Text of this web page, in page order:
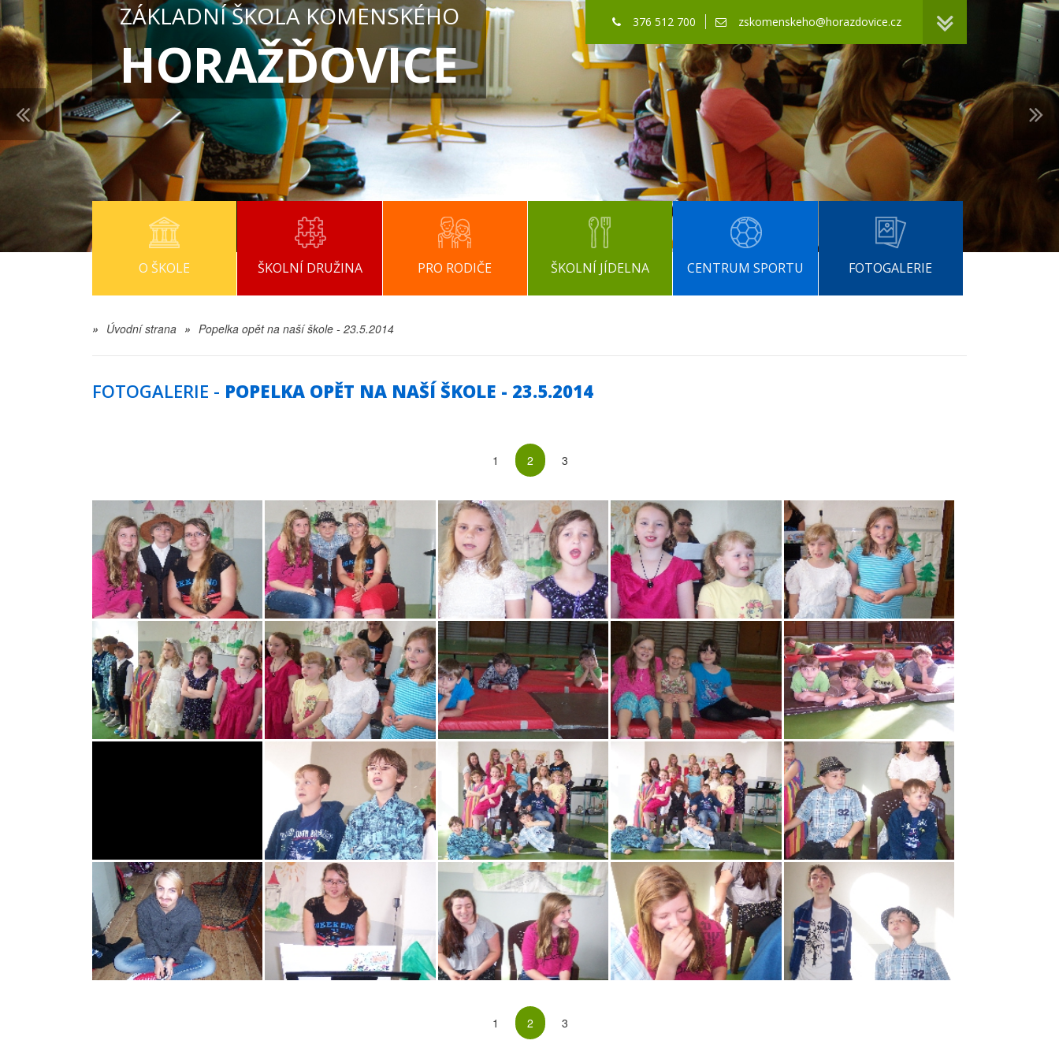
ZÁKLADNÍ ŠKOLA KOMENSKÉHO
HORAŽĎOVICE
376 512 700 zskomenskeho@horazdovice.cz
O ŠKOLE ŠKOLNÍ DRUŽINA PRO RODIČE ŠKOLNÍ JÍDELNA CENTRUM SPORTU FOTOGALERIE
» Úvodní strana » Popelka opět na naší škole - 23.5.2014
FOTOGALERIE - POPELKA OPĚT NA NAŠÍ ŠKOLE - 23.5.2014
1 2 3
1 2 3